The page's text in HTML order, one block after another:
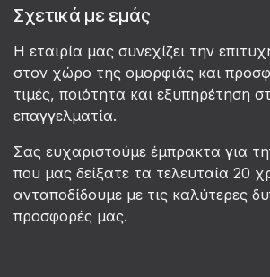
Σχετικά με εμάς
Η εταιρία μας συνεχίζει την
στον χώρο της ομορφιάς και
τιμές, ποιότητα και εξυπηρέτηση
επαγγελματία.
Σας ευχαριστούμε έμπρακτα για
που μας δείξατε τα τελευταία 20
ανταποδίδουμε με τις καλύτερες
προσφορές μας.